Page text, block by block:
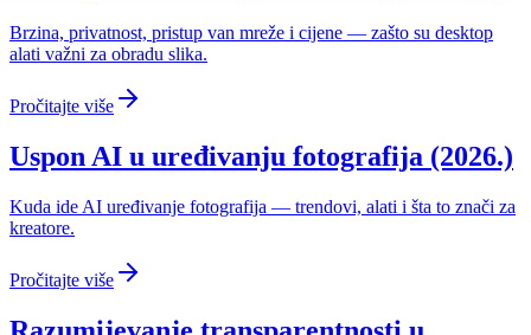
Brzina, privatnost, pristup van mreže i cijene — zašto su desktop
alati važni za obradu slika.
Pročitajte više
Uspon AI u uređivanju fotografija (2026.)
Kuda ide AI uređivanje fotografija — trendovi, alati i šta to znači za
kreatore.
Pročitajte više